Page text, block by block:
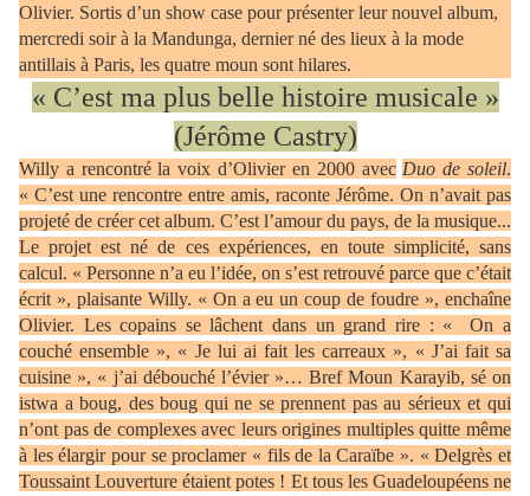
Olivier. Sortis d’un show case pour présenter leur nouvel album,
mercredi soir à la Mandunga, dernier né des lieux à la mode
antillais à Paris, les quatre moun sont hilares.
« C’est ma plus belle histoire musicale »
(Jérôme Castry)
Willy a rencontré la voix d’Olivier en 2000 avec Duo de soleil.
« C’est une rencontre entre amis, raconte Jérôme. On n’avait pas
projeté de créer cet album. C’est l’amour du pays, de la musique...
Le projet est né de ces expériences, en toute simplicité, sans
calcul. « Personne n’a eu l’idée, on s’est retrouvé parce que c’était
écrit », plaisante Willy. « On a eu un coup de foudre », enchaîne
Olivier. Les copains se lâchent dans un grand rire : « On a
couché ensemble », « Je lui ai fait les carreaux », « J’ai fait sa
cuisine », « j’ai débouché l’évier »… Bref Moun Karayib, sé on
istwa a boug, des boug qui ne se prennent pas au sérieux et qui
n’ont pas de complexes avec leurs origines multiples quitte même
à les élargir pour se proclamer « fils de la Caraïbe ». « Delgrès et
Toussaint Louverture étaient potes ! Et tous les Guadeloupéens ne